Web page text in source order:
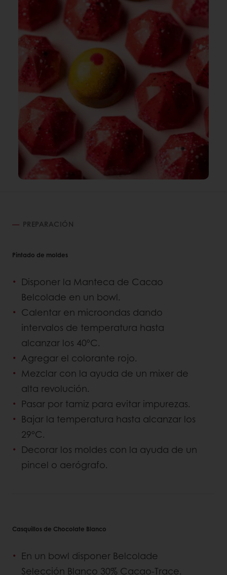
PREPARACIÓN
Pintado de moldes
Disponer la Manteca de Cacao
Belcolade en un bowl.
Calentar en microondas dando
intervalos de temperatura hasta
alcanzar los 40ºC.
Agregar el colorante rojo.
Mezclar con la ayuda de un mixer de
alta revolución.
Pasar por tamiz para evitar impurezas.
Bajar la temperatura hasta alcanzar los
29ºC.
Decorar los moldes con la ayuda de un
pincel o aerógrafo.
Casquillos de Chocolate Blanco
En un bowl disponer Belcolade
Selección Blanco 30% Cacao-Trace.